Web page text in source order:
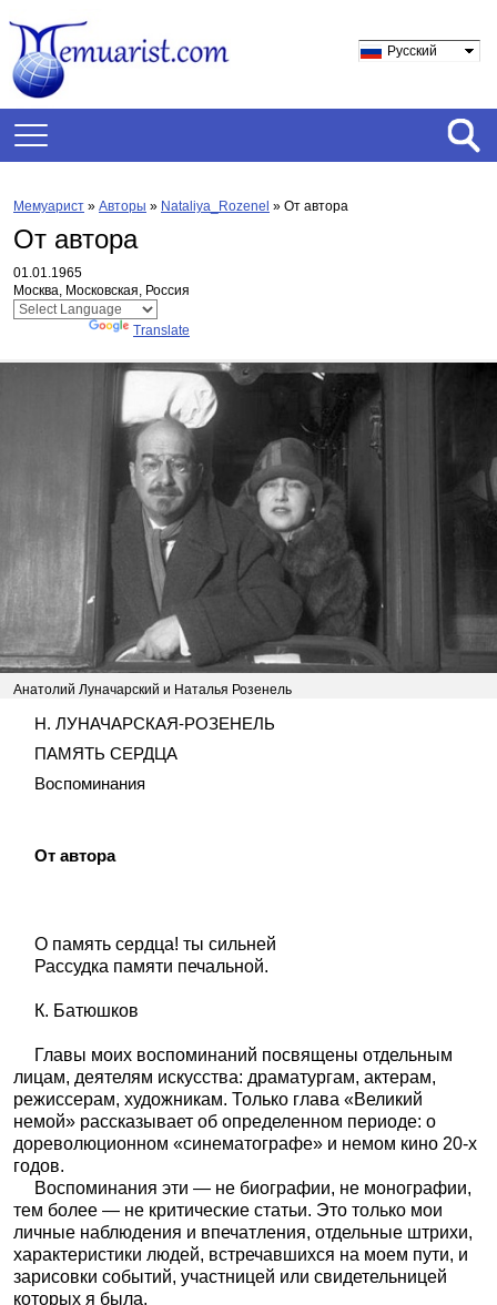
Русский
Мемуарист » Авторы » Nataliya_Rozenel » От автора
От автора
01.01.1965
Москва, Московская, Россия
Translate
Анатолий Луначарский и Наталья Розенель
Н. ЛУНАЧАРСКАЯ-РОЗЕНЕЛЬ
ПАМЯТЬ СЕРДЦА
Воспоминания
От автора
О память сердца! ты сильней
Рассудка памяти печальной.
К. Батюшков
Главы моих воспоминаний посвящены отдельным
лицам, деятелям искусства: драматургам, актерам,
режиссерам, художникам. Только глава «Великий
немой» рассказывает об определенном периоде: о
дореволюционном «синематографе» и немом кино 20-х
годов.
Воспоминания эти — не биографии, не монографии,
тем более — не критические статьи. Это только мои
личные наблюдения и впечатления, отдельные штрихи,
характеристики людей, встречавшихся на моем пути, и
зарисовки событий, участницей или свидетельницей
которых я была.